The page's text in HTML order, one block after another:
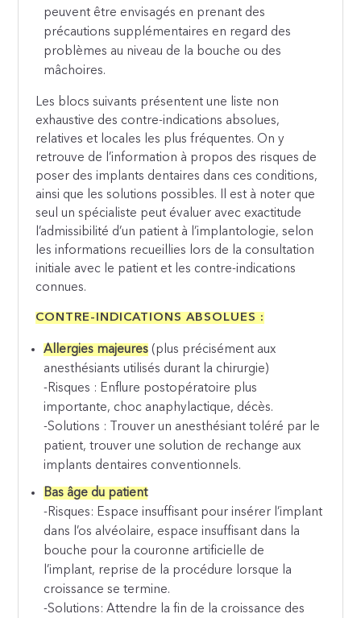
peuvent être envisagés en prenant des
précautions supplémentaires en regard des
problèmes au niveau de la bouche ou des
mâchoires.
Les blocs suivants présentent une liste non
exhaustive des contre-indications absolues,
relatives et locales les plus fréquentes. On y
retrouve de l’information à propos des risques de
poser des implants dentaires dans ces conditions,
ainsi que les solutions possibles. Il est à noter que
seul un spécialiste peut évaluer avec exactitude
l’admissibilité d’un patient à l’implantologie, selon
les informations recueillies lors de la consultation
initiale avec le patient et les contre-indications
connues.
CONTRE-INDICATIONS ABSOLUES :
Allergies majeures (plus précisément aux
anesthésiants utilisés durant la chirurgie)
-Risques : Enflure postopératoire plus
importante, choc anaphylactique, décès.
-Solutions : Trouver un anesthésiant toléré par le
patient, trouver une solution de rechange aux
implants dentaires conventionnels.
Bas âge du patient
-Risques: Espace insuffisant pour insérer l’implant
dans l’os alvéolaire, espace insuffisant dans la
bouche pour la couronne artificielle de
l’implant, reprise de la procédure lorsque la
croissance se termine.
-Solutions: Attendre la fin de la croissance des